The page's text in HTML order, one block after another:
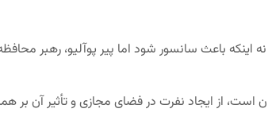
باعث سانسور شود اما پیر پوآلیو، رهبر
است، از ایجاد نفرت در فضای مجازی و تأثیر آن بر